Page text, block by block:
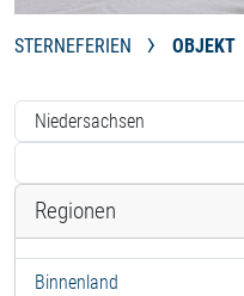
STERNEFERIEN OBJEKT
Regionen
Binnenland